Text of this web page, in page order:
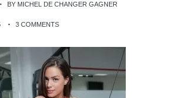
BY MICHEL DE CHANGER GAGNER
3 COMMENTS